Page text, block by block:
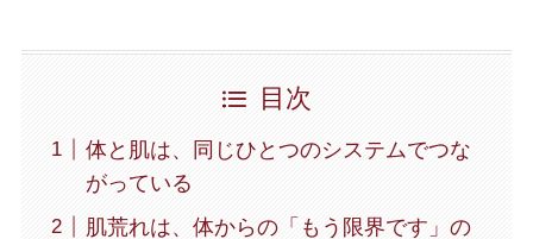
目次
体と肌は、同じひとつのシステムでつな
がっている
肌荒れは、体からの「もう限界です」の